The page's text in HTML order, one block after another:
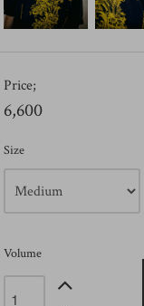
Price;
6,600
Size
Volume